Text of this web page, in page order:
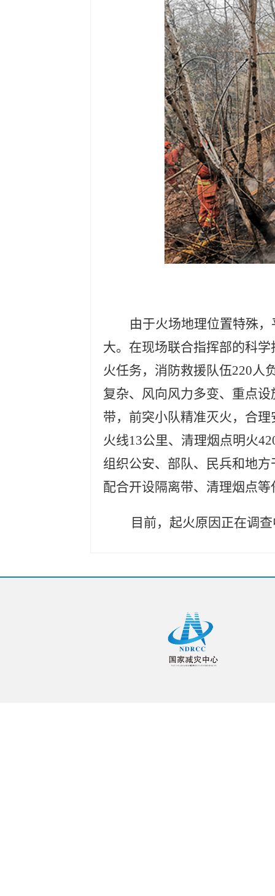
由于火场地理位置特殊
大。在现场联合指挥部的科
火任务，消防救援队伍220人
复杂、风向风力多变、重点
带，前突小队精准灭火，合
火线13公里、清理烟点明火
组织公安、部队、民兵和地方
配合开设隔离带、清理烟点等
目前，起火原因正在调